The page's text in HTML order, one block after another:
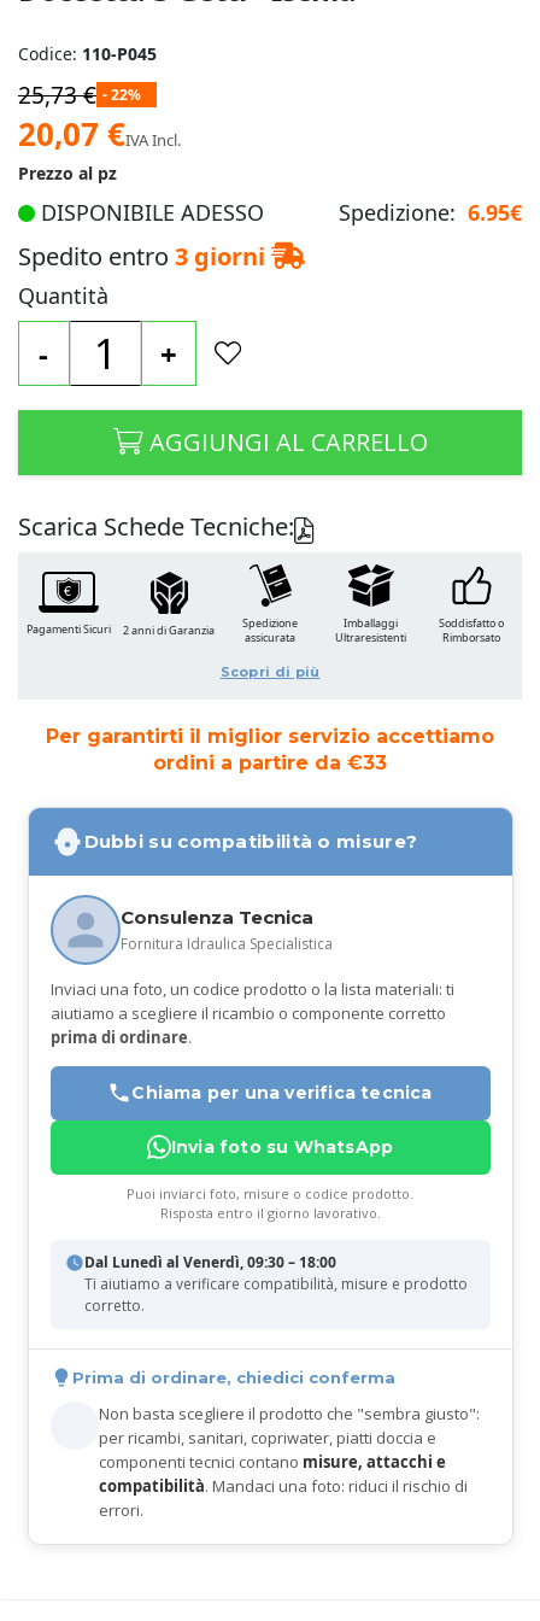
Codice: 110-P045
25,73 € - 22%
Prezzo
speciale
20,07 €IVA Incl.
Prezzo al pz
DISPONIBILE ADESSO Spedizione: 6.95€
Spedito entro 3 giorni
Quantità
- +
AGGIUNGI AL CARRELLO
Scarica Schede Tecniche:
Per garantirti il miglior servizio accettiamo
ordini a partire da €33
Dubbi su compatibilità o misure?
Consulenza Tecnica
Fornitura Idraulica Specialistica
Inviaci una foto, un codice prodotto o la lista materiali: ti
aiutiamo a scegliere il ricambio o componente corretto
prima di ordinare.
Chiama per una verifica tecnica
Invia foto su WhatsApp
Puoi inviarci foto, misure o codice prodotto.
Risposta entro il giorno lavorativo.
Dal Lunedì al Venerdì, 09:30 – 18:00
Ti aiutiamo a verificare compatibilità, misure e prodotto
corretto.
Prima di ordinare, chiedici conferma
Non basta scegliere il prodotto che "sembra giusto":
per ricambi, sanitari, copriwater, piatti doccia e
componenti tecnici contano misure, attacchi e
compatibilità. Mandaci una foto: riduci il rischio di
errori.
Pagamenti Sicuri 2 anni di Garanzia
Spedizione
assicurata
Imballaggi
Ultraresistenti
Soddisfatto o
Rimborsato
Scopri di più